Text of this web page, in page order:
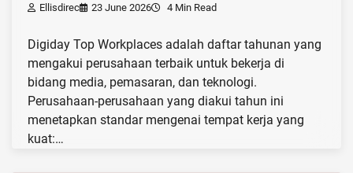
Ellisdirec 23 June 2026 4 Min Read
Digiday Top Workplaces adalah daftar tahunan yang
mengakui perusahaan terbaik untuk bekerja di
bidang media, pemasaran, dan teknologi.
Perusahaan-perusahaan yang diakui tahun ini
menetapkan standar mengenai tempat kerja yang
kuat:…